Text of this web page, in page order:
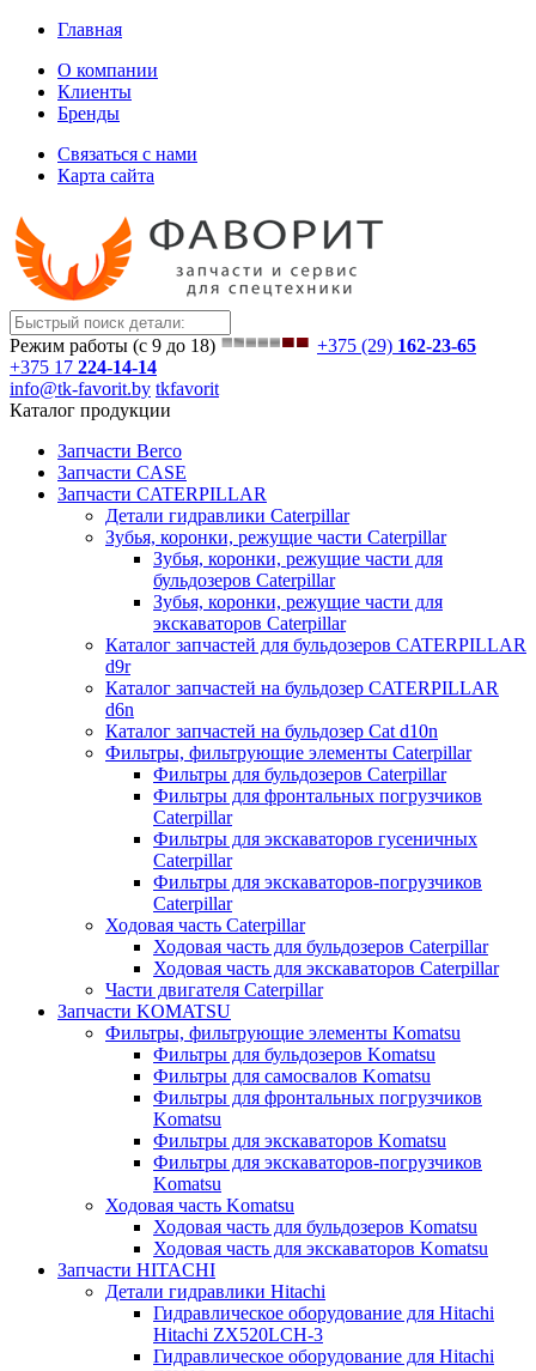
Главная
О компании
Клиенты
Бренды
Связаться с нами
Карта сайта
Режим работы (с 9 до 18) +375 (29) 162-23-65
+375 17 224-14-14
info@tk-favorit.by tkfavorit
Каталог продукции
Запчасти Berco
Запчасти CASE
Запчасти CATERPILLAR
Детали гидравлики Caterpillar
Зубья, коронки, режущие части Caterpillar
Зубья, коронки, режущие части для
бульдозеров Caterpillar
Зубья, коронки, режущие части для
экскаваторов Caterpillar
Каталог запчастей для бульдозеров CATERPILLAR
d9r
Каталог запчастей на бульдозер CATERPILLAR
d6n
Каталог запчастей на бульдозер Сat d10n
Фильтры, фильтрующие элементы Caterpillar
Фильтры для бульдозеров Caterpillar
Фильтры для фронтальных погрузчиков
Caterpillar
Фильтры для экскаваторов гусеничных
Caterpillar
Фильтры для экскаваторов-погрузчиков
Caterpillar
Ходовая часть Caterpillar
Ходовая часть для бульдозеров Caterpillar
Ходовая часть для экскаваторов Caterpillar
Части двигателя Caterpillar
Запчасти KOMATSU
Фильтры, фильтрующие элементы Komatsu
Фильтры для бульдозеров Komatsu
Фильтры для самосвалов Komatsu
Фильтры для фронтальных погрузчиков
Komatsu
Фильтры для экскаваторов Komatsu
Фильтры для экскаваторов-погрузчиков
Komatsu
Ходовая часть Komatsu
Ходовая часть для бульдозеров Komatsu
Ходовая часть для экскаваторов Komatsu
Запчасти HITACHI
Детали гидравлики Hitachi
Гидравлическое оборудование для Hitachi
Hitachi ZX520LCH-3
Гидравлическое оборудование для Hitachi